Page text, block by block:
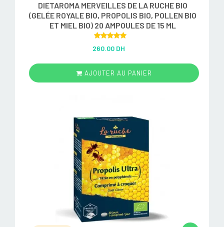
DIETAROMA MERVEILLES DE LA RUCHE BIO
(GELÉE ROYALE BIO, PROPOLIS BIO, POLLEN BIO
ET MIEL BIO) 20 AMPOULES DE 15 ML
out of 5
260.00 DH
AJOUTER AU PANIER